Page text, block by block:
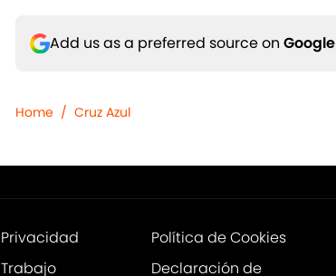
Add us as a preferred source on Google
Home / Cruz Azul
Privacidad Política de Cookies
Trabajo
Declaración de